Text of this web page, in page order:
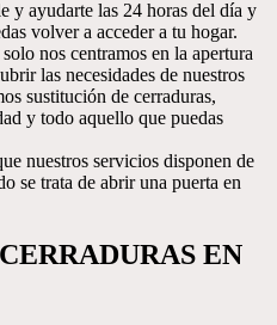
y ayudarte las 24 horas del día y
volver a acceder a tu hogar.
nos centramos en la apertura
las necesidades de nuestros
sustitución de cerraduras,
y todo aquello que puedas
nuestros servicios disponen de
se trata de abrir una puerta en
EN